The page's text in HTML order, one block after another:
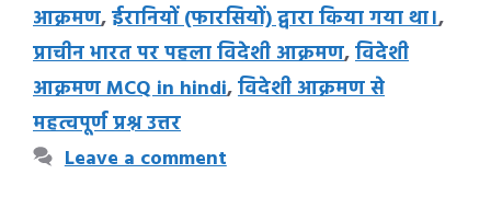
आक्रमण,ईरानियों (फारसियों) द्वारा किया गया था।,
प्राचीन भारत पर पहला विदेशी आक्रमण,विदेशी
आक्रमण MCQ in hindi,विदेशी आक्रमण से
महत्वपूर्ण प्रश्न उत्तर
Leave a comment